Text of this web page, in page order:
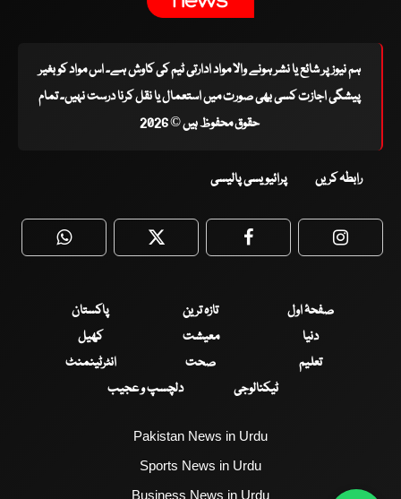
ہم نیوز پر شائع یا نشر ہونے والا مواد ادارتی ٹیم کی کاوش ہے۔ اس مواد کو بغیر
پیشگی اجازت کسی بھی صورت میں استعمال یا نقل کرنا درست نہیں۔ تمام
حقوق محفوظ ہیں © 2026
رابطہ کریں پرائیویسی پالیسی
WhatsApp Twitter Facebook
صفحۂ اول تازہ ترین
پاکستان
دنیا
معیشت
کھیل
تعلیم
صحت
انٹرٹینمنٹ
ٹیکنالوجی
دلچسپ و عجیب
Pakistan News in Urdu
Sports News in Urdu
Business News in Urdu